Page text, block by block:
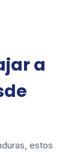
a
estos